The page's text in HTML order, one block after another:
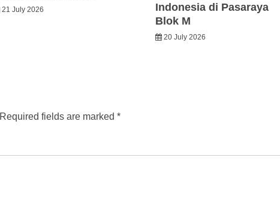
21 July 2026
Indonesia di Pasaraya
Blok M
20 July 2026
Required fields are marked *